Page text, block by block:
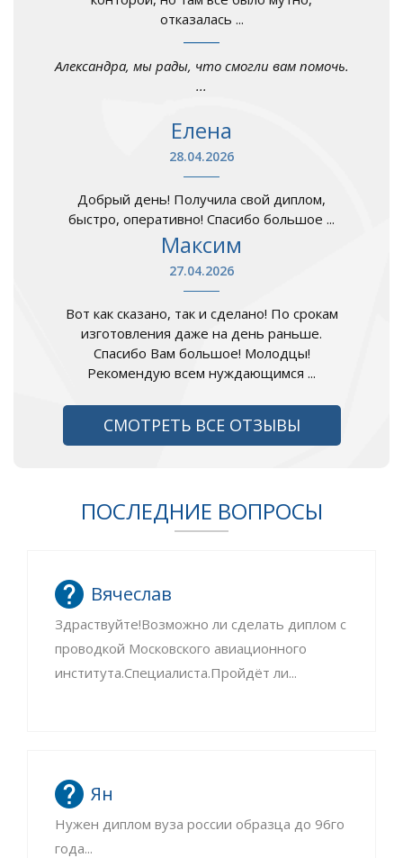
отказалась ...
Александра, мы рады, что смогли вам помочь.
...
Елена
28.04.2026
Добрый день! Получила свой диплом,
быстро, оперативно! Спасибо большое ...
Максим
27.04.2026
Вот как сказано, так и сделано! По срокам
изготовления даже на день раньше.
Спасибо Вам большое! Молодцы!
Рекомендую всем нуждающимся ...
СМОТРЕТЬ ВСЕ ОТЗЫВЫ
ПОСЛЕДНИЕ ВОПРОСЫ
Вячеслав
Здраствуйте!Возможно ли сделать диплом с
проводкой Московского авиационного
института.Специалиста.Пройдёт ли...
Ян
Нужен диплом вуза россии образца до 96го
года...